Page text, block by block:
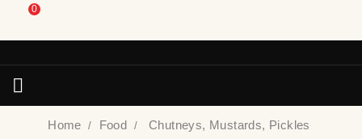
0

Home Food Chutneys, Mustards, Pickles